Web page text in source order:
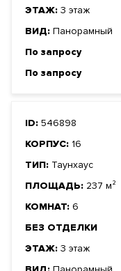
ЭТАЖ: 3 этаж
ВИД: Панорамный
По запросу
По запросу
ID: 546898
КОРПУС: 16
ТИП: Таунхаус
ПЛОЩАДЬ: 237 м²
КОМНАТ: 6
БЕЗ ОТДЕЛКИ
ЭТАЖ: 3 этаж